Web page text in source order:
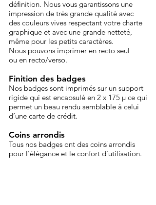
définition. Nous vous garantissons une
impression de très grande qualité avec
des couleurs vives respectant votre charte
graphique et avec une grande netteté,
même pour les petits caractères.
Nous pouvons imprimer en recto seul
ou en recto/verso.
Finition des badges
Nos badges sont imprimés sur un support
rigide qui est encapsulé en 2 x 175 µ ce qui
permet un beau rendu semblable à celui
d’une carte de crédit.
Coins arrondis
Tous nos badges ont des coins arrondis
pour l’élégance et le confort d’utilisation.